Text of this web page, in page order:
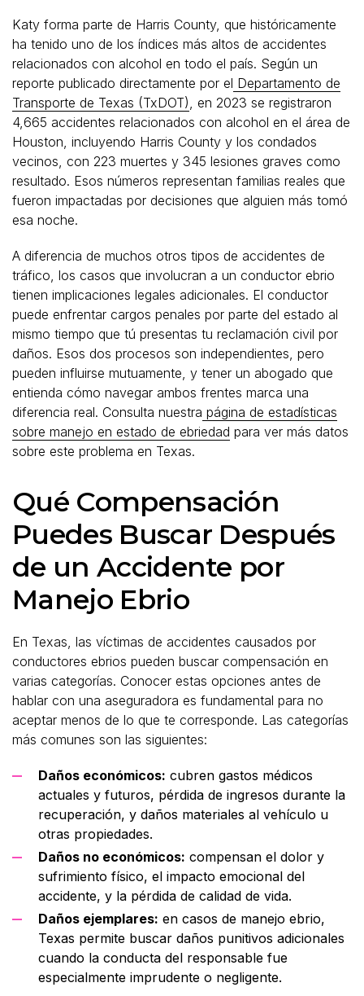
Katy forma parte de Harris County, que históricamente
ha tenido uno de los índices más altos de accidentes
relacionados con alcohol en todo el país. Según un
reporte publicado directamente por el Departamento de
Transporte de Texas (TxDOT) , en 2023 se registraron
4,665 accidentes relacionados con alcohol en el área de
Houston, incluyendo Harris County y los condados
vecinos, con 223 muertes y 345 lesiones graves como
resultado. Esos números representan familias reales que
fueron impactadas por decisiones que alguien más tomó
esa noche.
A diferencia de muchos otros tipos de accidentes de
tráfico, los casos que involucran a un conductor ebrio
tienen implicaciones legales adicionales. El conductor
puede enfrentar cargos penales por parte del estado al
mismo tiempo que tú presentas tu reclamación civil por
daños. Esos dos procesos son independientes, pero
pueden influirse mutuamente, y tener un abogado que
entienda cómo navegar ambos frentes marca una
diferencia real. Consulta nuestra página de estadísticas
sobre manejo en estado de ebriedad para ver más datos
sobre este problema en Texas.
Qué Compensación
Puedes Buscar Después
de un Accidente por
Manejo Ebrio
En Texas, las víctimas de accidentes causados por
conductores ebrios pueden buscar compensación en
varias categorías. Conocer estas opciones antes de
hablar con una aseguradora es fundamental para no
aceptar menos de lo que te corresponde. Las categorías
más comunes son las siguientes:
Daños económicos: cubren gastos médicos
actuales y futuros, pérdida de ingresos durante la
recuperación, y daños materiales al vehículo u
otras propiedades.
Daños no económicos: compensan el dolor y
sufrimiento físico, el impacto emocional del
accidente, y la pérdida de calidad de vida.
Daños ejemplares: en casos de manejo ebrio,
Texas permite buscar daños punitivos adicionales
cuando la conducta del responsable fue
especialmente imprudente o negligente.